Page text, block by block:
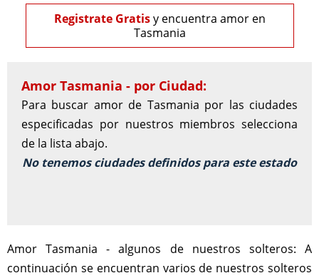
Registrate Gratisy encuentra amor en
Tasmania
Amor Tasmania - por Ciudad:
Para buscar amor de Tasmania por las ciudades
especificadas por nuestros miembros selecciona
de la lista abajo.
No tenemos ciudades definidos para este estado
Amor Tasmania - algunos de nuestros solteros: A
continuación se encuentran varios de nuestros solteros